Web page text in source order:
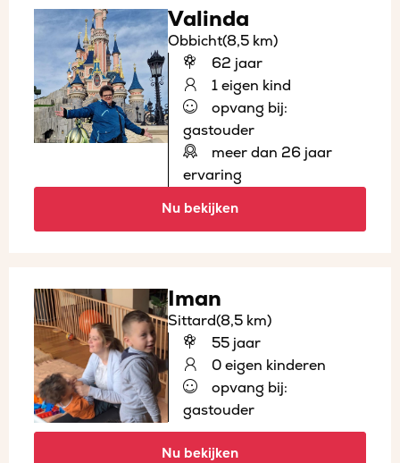
Valinda
Obbicht(8,5 km)
62 jaar
1 eigen kind
opvang bij:
gastouder
meer dan 26 jaar
ervaring
Nu bekijken
Iman
Sittard(8,5 km)
55 jaar
0 eigen kinderen
opvang bij:
gastouder
Nu bekijken